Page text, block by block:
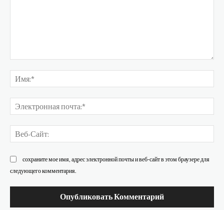
сохраните мое имя, адрес электронной почты и веб-сайт в этом браузере для
следующего комментария.